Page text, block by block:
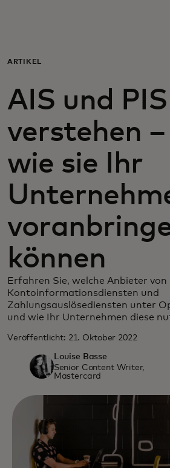
Für Unternehmen
Für die Welt
Für Innovatoren
Neuigkeiten und
ARTIKEL
AIS und PIS
verstehen –
wie sie Ihr
können
Erfahren Sie, welche Anbieter von
Kontoinformationsdiensten und
Zahlungsauslösediensten unter
und wie Ihr Unternehmen diese
Veröffentlicht: 21. Oktober 2022
Louise Basse
Senior Content Writer,
Mastercard